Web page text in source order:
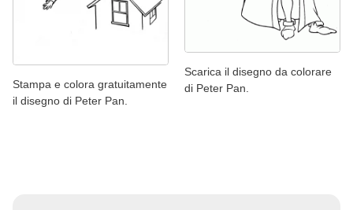
Stampa e colora gratuitamente
il disegno di Peter Pan.
Scarica il disegno da colorare
di Peter Pan.